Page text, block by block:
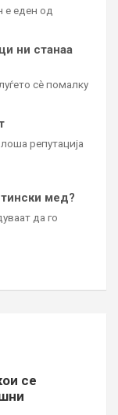
е еден од
ни станаа
сè помалку
репутација
мед?
да го
се